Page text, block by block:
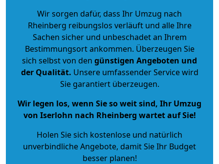
Wir sorgen dafür, dass Ihr Umzug nach
Rheinberg reibungslos verläuft und alle Ihre
Sachen sicher und unbeschadet an Ihrem
Bestimmungsort ankommen. Überzeugen Sie
sich selbst von den günstigen Angeboten und
der Qualität. Unsere umfassender Service wird
Sie garantiert überzeugen.
Wir legen los, wenn Sie so weit sind, Ihr Umzug
von Iserlohn nach Rheinberg wartet auf Sie!
Holen Sie sich kostenlose und natürlich
unverbindliche Angebote, damit Sie Ihr Budget
besser planen!